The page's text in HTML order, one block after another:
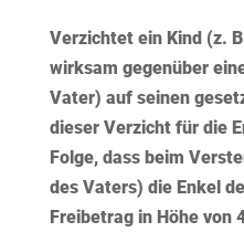
Verzichtet ein Kind (z.
wirksam gegenüber
Vater) auf seinen
dieser Verzicht für die
Folge, dass beim
des Vaters) die Enkel
Freibetrag in Höhe von